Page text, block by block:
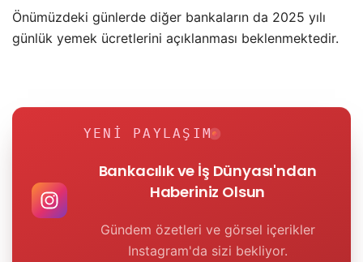
Önümüzdeki günlerde diğer bankaların da 2025 yılı
günlük yemek ücretlerini açıklanması beklenmektedir.
YENI PAYLAŞIM
Bankacılık ve İş Dünyası'ndan
Haberiniz Olsun
Gündem özetleri ve görsel içerikler
Instagram'da sizi bekliyor.